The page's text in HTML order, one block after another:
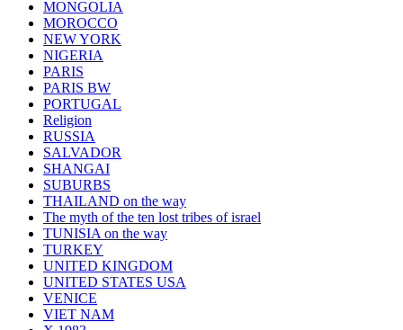
MONGOLIA
MOROCCO
NEW YORK
NIGERIA
PARIS
PARIS BW
PORTUGAL
Religion
RUSSIA
SALVADOR
SHANGAI
SUBURBS
THAILAND on the way
The myth of the ten lost tribes of israel
TUNISIA on the way
TURKEY
UNITED KINGDOM
UNITED STATES USA
VENICE
VIET NAM